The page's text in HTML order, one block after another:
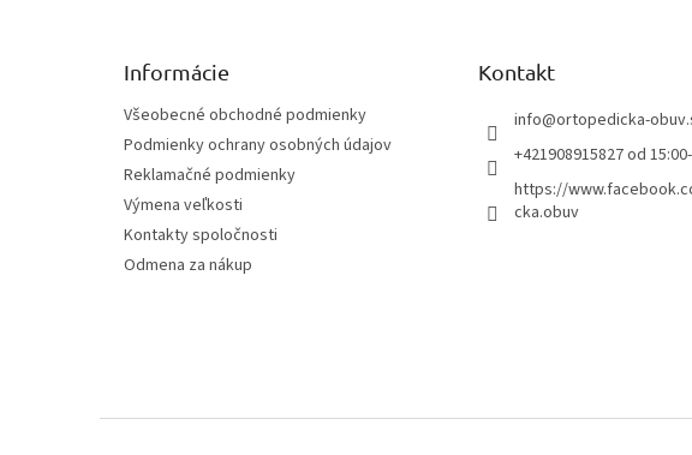
Informácie
Všeobecné obchodné podmienky
Podmienky ochrany osobných údajov
Reklamačné podmienky
Výmena veľkosti
Kontakty spoločnosti
Odmena za nákup
Kontakt
info@ortopedicka-
+421908915827 od
https://
cka.obuv